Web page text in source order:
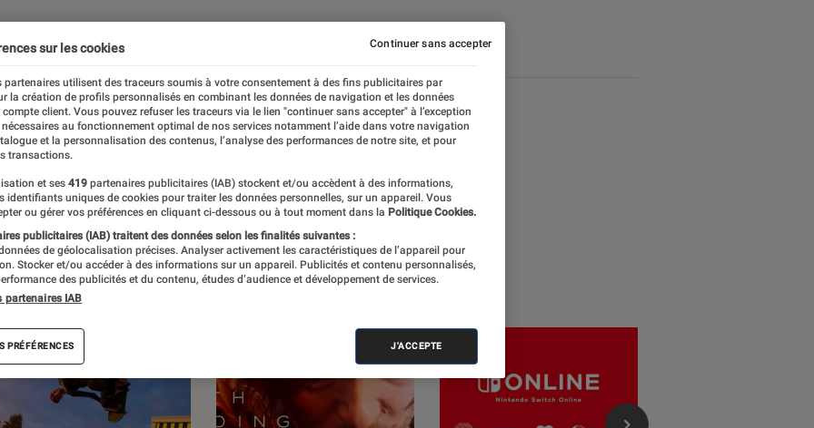
Jeux Vidéo PC
L’Éclaireur Fnac. Découvrez les sorties du
ainsi que des reportages sur l’un
France.
sur les cookies
partenaires utilisent des traceurs soumis à votre consentement à des fins publicitaires par
la création de profils personnalisés en combinant les données de navigation et les données
compte client. Vous pouvez refuser les traceurs via le lien "continuer sans accepter" à l’exception
au fonctionnement optimal de nos services notamment l’aide dans votre navigation
et la personnalisation des contenus, l’analyse des performances de notre site, et pour
transactions.
et ses 419 partenaires publicitaires (IAB) stockent et/ou accèdent à des informations,
identifiants uniques de cookies pour traiter les données personnelles, sur un appareil. Vous
ou gérer vos préférences en cliquant ci-dessous ou à tout moment dans la Politique Cookies.
publicitaires (IAB) traitent des données selon les finalités suivantes :
de géolocalisation précises. Analyser activement les caractéristiques de l’appareil pour
Stocker et/ou accéder à des informations sur un appareil. Publicités et contenu personnalisés,
des publicités et du contenu, études d’audience et développement de services.
partenaires IAB
PRÉFÉRENCES J'ACCEPTE
Continuer sans accepter